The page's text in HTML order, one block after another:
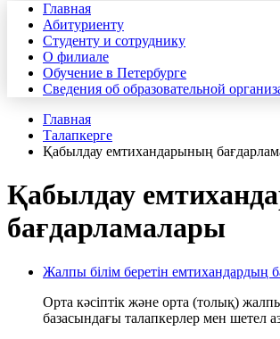
Главная
Абитуриенту
Студенту и сотруднику
О филиале
Обучение в Петербурге
Сведения об образовательной
Главная
Талапкерге
Қабылдау емтихандарының
Қабылдау
бағдарламалары
Жалпы білім беретін емтихандардың
Орта кәсiптiк және орта (толық)
базасындағы талапкерлер мен шетел